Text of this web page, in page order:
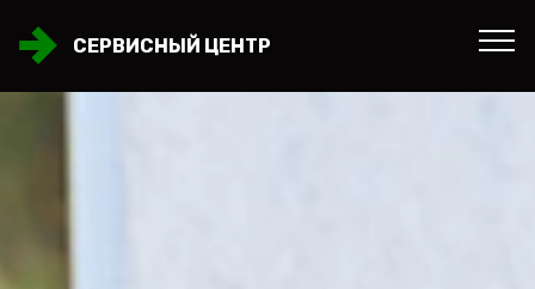
СЕРВИСНЫЙ ЦЕНТР